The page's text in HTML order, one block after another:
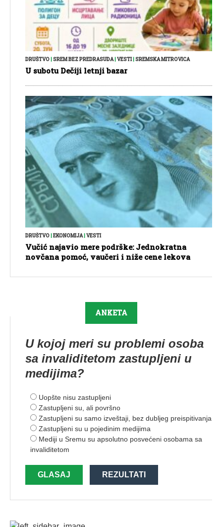
DRUŠTVO|SREM BEZ PREDRASUDA|VESTI|SREMSKA MITROVICA
U subotu Dečiji letnji bazar
DRUŠTVO EKONOMIJA| VESTI
Vučić najavio mere podrške: Jednokratna
novčana pomoć, vaučeri i niže cene lekova
ANKETA
U kojoj meri su problemi osoba
sa invaliditetom zastupljeni u
medijima?
Uopšte nisu zastupljeni
Zastupljeni su, ali površno
Zastupljeni su samo izveštaji, bez dubljeg preispitivanja
Zastupljeni su u pojedinim medijima
Mediji u Sremu su apsolutno posvećeni osobama sa
invaliditetom
GLASAJ REZULTATI